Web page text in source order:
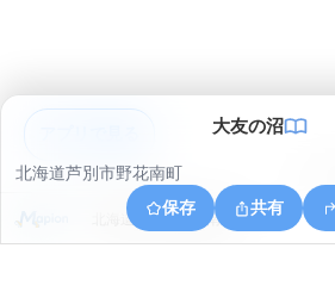
大友の沼
北海道芦別市野花南町
保存
共有
北海道芦別市野花南町